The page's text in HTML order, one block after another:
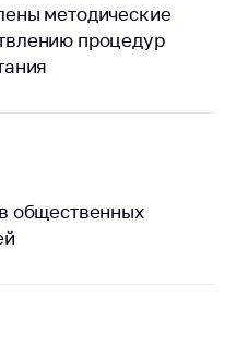
методические
процедур
общественных